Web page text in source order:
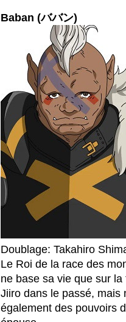
Baban (ババン)
Doublage: Takahiro
Le Roi de la race des
ne base sa vie que sur
Jiiro dans le passé, mais
également des pouvoirs